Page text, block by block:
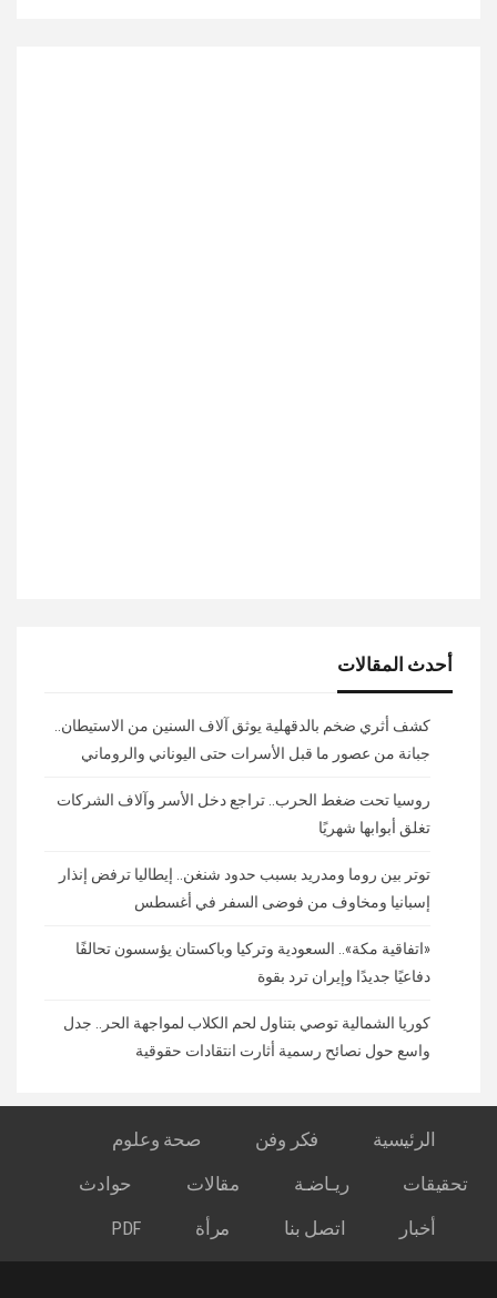
أحدث المقالات
كشف أثري ضخم بالدقهلية يوثق آلاف السنين من الاستيطان..
جبانة من عصور ما قبل الأسرات حتى اليوناني والروماني
روسيا تحت ضغط الحرب.. تراجع دخل الأسر وآلاف الشركات
تغلق أبوابها شهريًا
توتر بين روما ومدريد بسبب حدود شنغن.. إيطاليا ترفض إنذار
إسبانيا ومخاوف من فوضى السفر في أغسطس
«اتفاقية مكة».. السعودية وتركيا وباكستان يؤسسون تحالفًا
دفاعيًا جديدًا وإيران ترد بقوة
كوريا الشمالية توصي بتناول لحم الكلاب لمواجهة الحر.. جدل
واسع حول نصائح رسمية أثارت انتقادات حقوقية
الرئيسية فكر وفن
صحة وعلوم
تحقيقات
ريـاضـة مقالات
حوادث
أخبار
اتصل بنا مرأة PDF